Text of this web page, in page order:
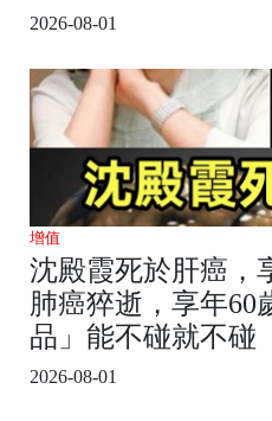
2026-08-01
增值
沈殿霞死於肝癌，
肺癌猝逝，享年60
品」能不碰就不碰
2026-08-01